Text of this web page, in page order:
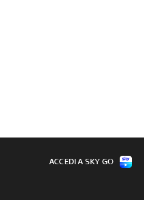
ACCEDI A SKY GO